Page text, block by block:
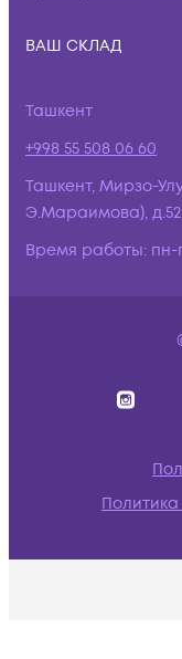
ВАШ СКЛАД
Ташкент
+998 55 508 06 60
Ташкент, Мирзо-
Э.Мараимова), д.52
Время работы: пн-